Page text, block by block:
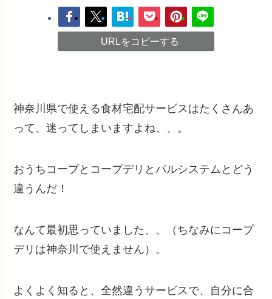
URLをコピーする
神奈川県で使える食材宅配サービスはたくさんあ
って、迷ってしまいますよね、、。
おうちコープとコープデリとパルシステムとどう
違うんだ！
なんて最初思っていました、、（ちなみにコープ
デリは神奈川で使えません）。
よくよく知ると、全然違うサービスで、自分に合